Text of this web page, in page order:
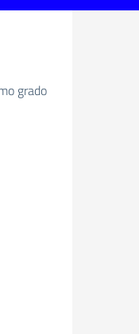
grado